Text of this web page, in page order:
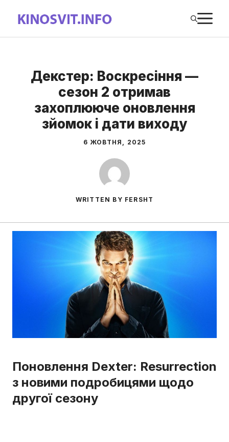
вмісту
Декстер: Воскресіння —
сезон 2 отримав
захоплююче оновлення
зйомок і дати виходу
6 ЖОВТНЯ, 2025
WRITTEN BY FERSHT
Поновлення Dexter: Resurrection
з новими подробицями щодо
другої сезону